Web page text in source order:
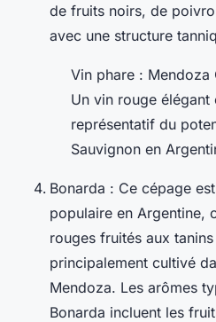
de fruits noirs, de
avec une structure
Vin phare : Mendoza
Un vin rouge élégant
représentatif du
Sauvignon en
Bonarda : Ce cépage
populaire en Argentine,
rouges fruités aux
principalement cultivé
Mendoza. Les arômes
Bonarda incluent les